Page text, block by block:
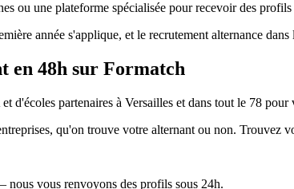
ou une plateforme spécialisée pour recevoir des profils
année s'applique, et le recrutement alternance
en 48h sur Formatch
d'écoles partenaires à Versailles et dans tout le 78
qu'on trouve votre alternant ou non. Trouvez
vous renvoyons des profils sous 24h.